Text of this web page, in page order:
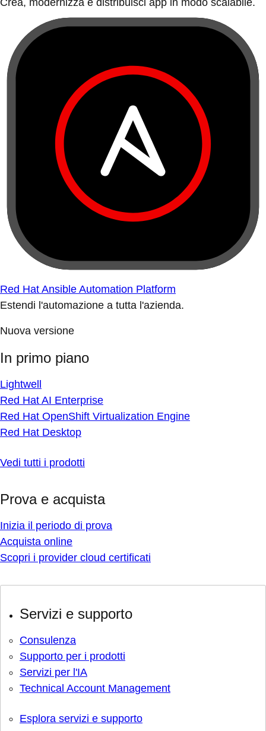
Crea, modernizza e distribuisci app in modo scalabile.
Red Hat Ansible Automation Platform
Estendi l'automazione a tutta l'azienda.
Nuova versione
In primo piano
Lightwell
Red Hat AI Enterprise
Red Hat OpenShift Virtualization Engine
Red Hat Desktop
Vedi tutti i prodotti
Prova e acquista
Inizia il periodo di prova
Acquista online
Scopri i provider cloud certificati
Servizi e supporto
Consulenza
Supporto per i prodotti
Servizi per l'IA
Technical Account Management
Esplora servizi e supporto